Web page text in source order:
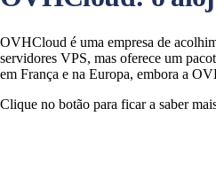
OVHCloud é uma empresa de
servidores VPS, mas oferece um
em França e na Europa, embora a
Clique no botão para ficar a saber